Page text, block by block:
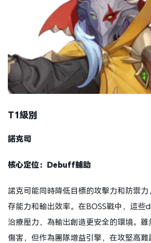
T1級別
諾克司
核心定位：Debuff輔助
諾克司能同時降低目標的攻擊力和防禦
存能力和輸出效率。在BOSS戰中，這些
治療壓力，為輸出創造更安全的環境。
傷害，但作為團隊增益引擎，在攻堅高